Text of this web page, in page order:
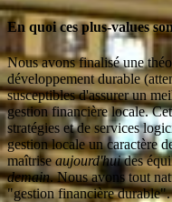
En quoi ces plus-values
Nous avons finalisé une
développement durable
susceptibles d'assurer un
gestion financière locale.
stratégies et de services
gestion locale un caractère
maîtriseaujourd'huides
demain. Nous avons tout
"gestion financière durable".